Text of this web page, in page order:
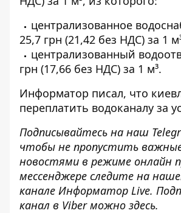
централизованное
25,7 грн (21,42 без НДС) за 1
централизованный
грн (17,66 без НДС) за 1 м³.
Информатор писал, что
переплатить водоканалу за
Подписывайтесь на наш
чтобы не пропустить
новостями в режиме онлайн
мессенджере следите на
канале Информатор Live.
канал в Viber можно здесь.